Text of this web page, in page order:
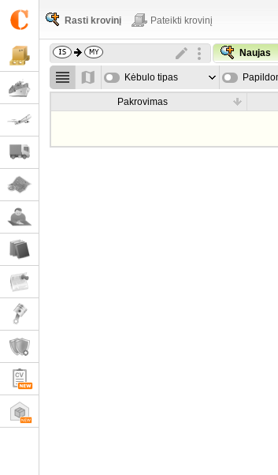
Rasti krovinį Pateikti krovinį
Naujas
Kėbulo tipas
Pakrovimas